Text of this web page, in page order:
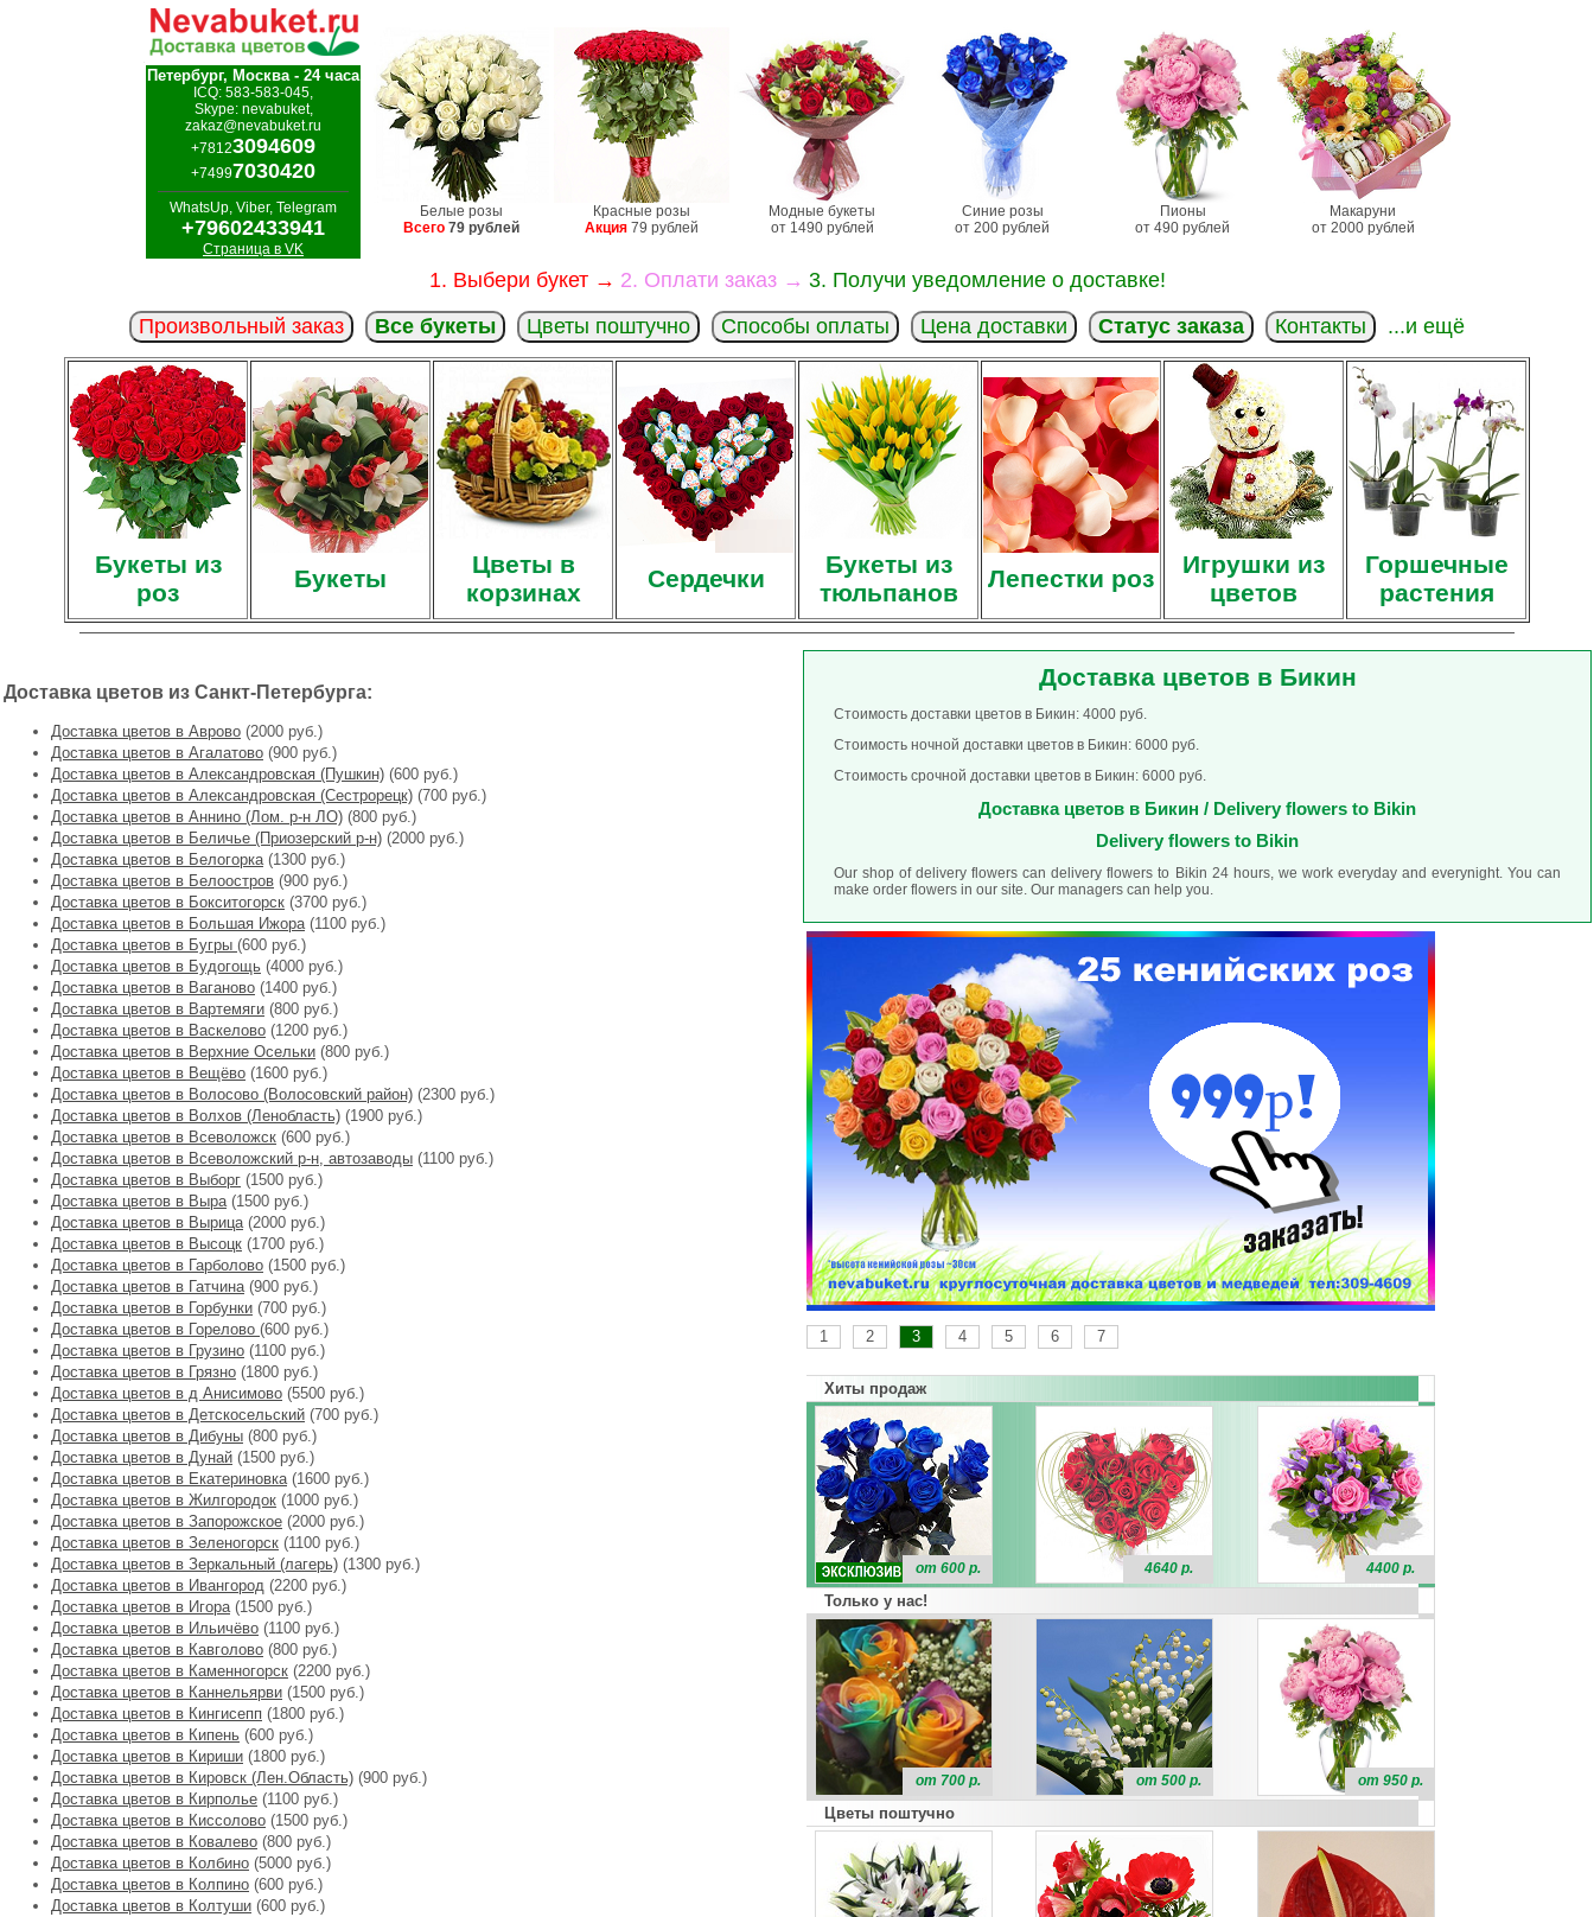
Петербург, Москва - 24 часа
ICQ: 583-583-045,
Skype: nevabuket,
zakaz@nevabuket.ru
+78123094609
+74997030420
WhatsUp, Viber, Telegram
+79602433941
Страница в VK
Белые розы
Всего 79 рублей
Красные розы
Акция 79 рублей
Модные букеты
от 1490 рублей
Синие розы
от 200 рублей
Пионы
от 490 рублей
Макаруни
от 2000 рублей
1. Выбери букет → 2. Оплати заказ → 3. Получи уведомление о доставке!
Произвольный заказ
Все букеты Цветы поштучно Способы оплаты Цена доставки Статус заказа Контакты ...и ещё
Букеты из
роз
Букеты
Цветы в
корзинах
Сердечки
Букеты из
тюльпанов
Лепестки роз
Игрушки из
цветов
Горшечные
растения
Доставка цветов из Санкт-Петербурга:
Доставка цветов в Аврово (2000 руб.)
Доставка цветов в Агалатово (900 руб.)
Доставка цветов в Александровская (Пушкин) (600 руб.)
Доставка цветов в Александровская (Сестрорецк) (700 руб.)
Доставка цветов в Аннино (Лом. р-н ЛО) (800 руб.)
Доставка цветов в Беличье (Приозерский р-н) (2000 руб.)
Доставка цветов в Белогорка(1300 руб.)
Доставка цветов в Белоостров (900 руб.)
Доставка цветов в Бокситогорск (3700 руб.)
Доставка цветов в Большая Ижора(1100 руб.)
Доставка цветов в Бугры (600 руб.)
Доставка цветов в Будогощь (4000 руб.)
Доставка цветов в Ваганово (1400 руб.)
Доставка цветов в Вартемяги (800 руб.)
Доставка цветов в Васкелово (1200 руб.)
Доставка цветов в Верхние Осельки (800 руб.)
Доставка цветов в Вещёво (1600 руб.)
Доставка цветов в Волосово (Волосовский район) (2300 руб.)
Доставка цветов в Волхов (Ленобласть) (1900 руб.)
Доставка цветов в Всеволожск (600 руб.)
Доставка цветов в Всеволожский р-н, автозаводы (1100 руб.)
Доставка цветов в Выборг (1500 руб.)
Доставка цветов в Выра(1500 руб.)
Доставка цветов в Вырица(2000 руб.)
Доставка цветов в Высоцк (1700 руб.)
Доставка цветов в Гарболово (1500 руб.)
Доставка цветов в Гатчина(900 руб.)
Доставка цветов в Горбунки (700 руб.)
Доставка цветов в Горелово (600 руб.)
Доставка цветов в Грузино (1100 руб.)
Доставка цветов в Грязно (1800 руб.)
Доставка цветов в д Анисимово (5500 руб.)
Доставка цветов в Детскосельский (700 руб.)
Доставка цветов в Дибуны (800 руб.)
Доставка цветов в Дунай (1500 руб.)
Доставка цветов в Екатериновка(1600 руб.)
Доставка цветов в Жилгородок (1000 руб.)
Доставка цветов в Запорожское (2000 руб.)
Доставка цветов в Зеленогорск (1100 руб.)
Доставка цветов в Зеркальный (лагерь) (1300 руб.)
Доставка цветов в Ивангород (2200 руб.)
Доставка цветов в Игора(1500 руб.)
Доставка цветов в Ильичёво (1100 руб.)
Доставка цветов в Кавголово (800 руб.)
Доставка цветов в Каменногорск (2200 руб.)
Доставка цветов в Каннельярви (1500 руб.)
Доставка цветов в Кингисепп (1800 руб.)
Доставка цветов в Кипень (600 руб.)
Доставка цветов в Кириши (1800 руб.)
Доставка цветов в Кировск (Лен.Область) (900 руб.)
Доставка цветов в Кирполье (1100 руб.)
Доставка цветов в Киссолово (1500 руб.)
Доставка цветов в Ковалево (800 руб.)
Доставка цветов в Колбино (5000 руб.)
Доставка цветов в Колпино (600 руб.)
Доставка цветов в Колтуши (600 руб.)
Доставка цветов в Бикин
Стоимость доставки цветов в Бикин: 4000 руб.
Стоимость ночной доставки цветов в Бикин: 6000 руб.
Стоимость срочной доставки цветов в Бикин: 6000 руб.
Доставка цветов в Бикин / Delivery flowers to Bikin
Delivery flowers to Bikin
Our shop of delivery flowers can delivery flowers to Bikin 24 hours, we work everyday and everynight. You can
make order flowers in our site. Our managers can help you.
1 2 3 4 5 6 7
Хиты продаж
от 600 р. 4640 р. 4400 р.
Только у нас!
от 700 р. от 500 р. от 950 р.
Цветы поштучно